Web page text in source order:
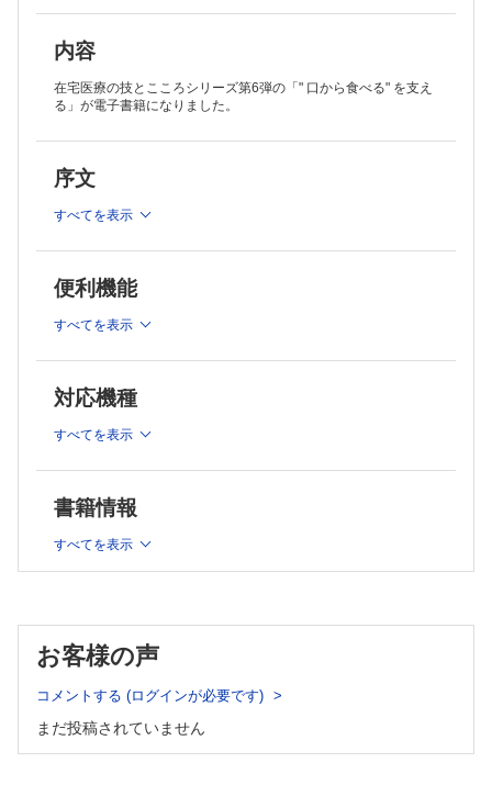
内容
在宅医療の技とこころシリーズ第6弾の「" 口から食べる" を支え
る」が電子書籍になりました。
序文
すべてを表示
便利機能
すべてを表示
対応機種
すべてを表示
書籍情報
すべてを表示
お客様の声
コメントする (ログインが必要です)
まだ投稿されていません